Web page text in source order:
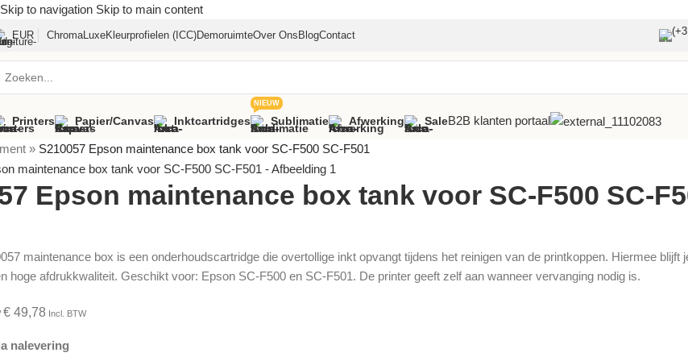
Skip to navigation Skip to main content
EUR ChromaLuxeKleurprofielen (ICC)DemoruimteOver Ons BlogContact
Printers Papier/canvas Inktcartridges Sublimatie
NIEUW
Afwerking SaleB2B klanten portaal
» S210057 Epson maintenance box tank voor SC-F500 SC-F501
Epson maintenance box tank voor SC-F500 SC-
maintenance box is een onderhoudscartridge die overtollige inkt opvangt tijdens het reinigen van de printkoppen. Hiermee blijft
hoge afdrukkwaliteit. Geschikt voor: Epson SC-F500 en SC-F501. De printer geeft zelf aan wanneer vervanging nodig is.
€ 49,78 Incl. BTW
nalevering